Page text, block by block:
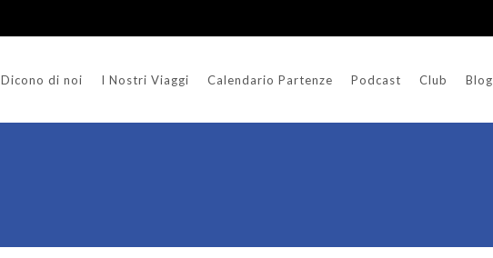
Dicono di noi I Nostri Viaggi Calendario Partenze Podcast Club Blog